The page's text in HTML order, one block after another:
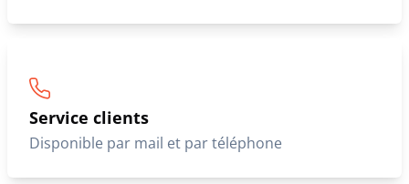
Service clients
Disponible par mail et par téléphone